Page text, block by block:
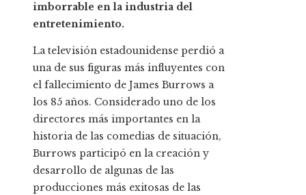
imborrable en la industria del
entretenimiento.
La televisión estadounidense perdió a
una de sus figuras más influyentes con
el fallecimiento de James Burrows a
los 85 años. Considerado uno de los
directores más importantes en la
historia de las comedias de situación,
Burrows participó en la creación y
desarrollo de algunas de las
producciones más exitosas de las